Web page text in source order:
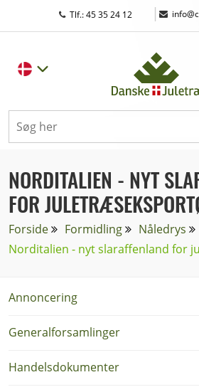
Tlf.: 45 35 24 12 |
NORDITALIEN - NYT
FOR
Forside Formidling Nåledrys
Norditalien - nyt slaraffenland for
Annoncering
Generalforsamlinger
Handelsdokumenter